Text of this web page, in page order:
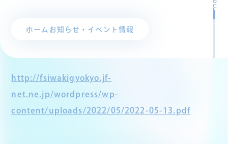
ホーム お知らせ・イベント情報
http://fsiwakigyokyo.jf-
net.ne.jp/wordpress/wp-
content/uploads/2022/05/2022-05-13.pdf